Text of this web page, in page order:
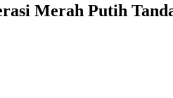
Merah Putih